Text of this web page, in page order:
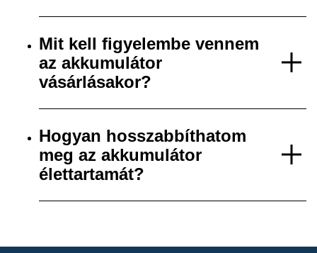
Mit kell figyelembe vennem
az akkumulátor
vásárlásakor?
Hogyan hosszabbíthatom
meg az akkumulátor
élettartamát?